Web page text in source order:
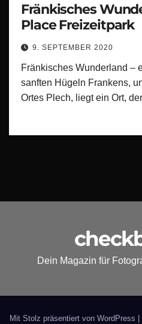
Fränkisches
Place Freizeitpark
9. SEPTEMBER 2020
Fränkisches Wunderland –
sanften Hügeln Frankens,
Ortes Plech, liegt ein Ort,
Dein Magazin für
Mit Stolz präsentiert von WordPress |